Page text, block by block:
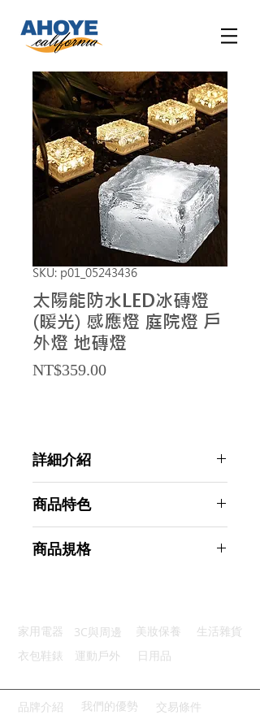
SKU: p01_05243436
太陽能防水LED冰磚燈
(暖光) 感應燈 庭院燈 戶
外燈 地磚燈
NT$359.00Price
詳細介紹
商品特色
輕鬆供電：太陽能板自動充電功能
商品規格
主要材質：塑料
商品尺寸：7.5*7.5*6cm
產地名稱：中國大陸
代理商：亞桓有限公司
家用電器 3C與周邊 美妝保養
生活雜貨
衣包鞋錶
運動戶外 日用品
品牌介紹 我們的優勢 交易條件